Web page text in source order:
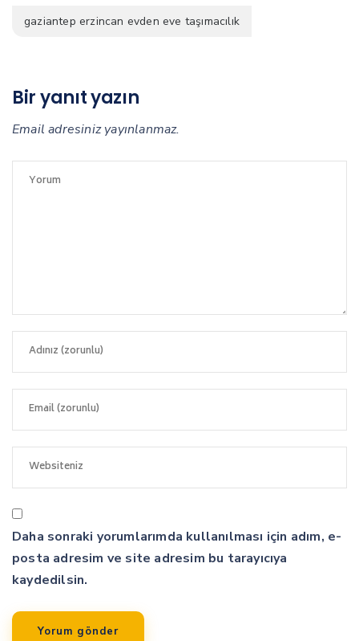
gaziantep erzincan evden eve taşımacılık
Bir yanıt yazın
Email adresiniz yayınlanmaz.
Daha sonraki yorumlarımda kullanılması için adım, e-
posta adresim ve site adresim bu tarayıcıya
kaydedilsin.